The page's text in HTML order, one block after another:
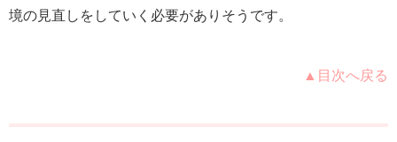
境の見直しをしていく必要がありそうです。
▲目次へ戻る